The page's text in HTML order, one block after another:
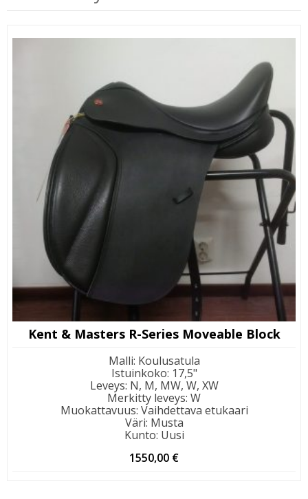
Kent & Masters R-Series Moveable Block
Malli: Koulusatula
Istuinkoko: 17,5"
Leveys: N, M, MW, W, XW
Merkitty leveys: W
Muokattavuus: Vaihdettava etukaari
Väri: Musta
Kunto: Uusi
1550,00 €